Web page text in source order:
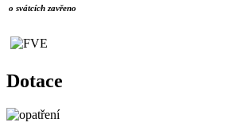
o svátcích zavřeno
Dotace